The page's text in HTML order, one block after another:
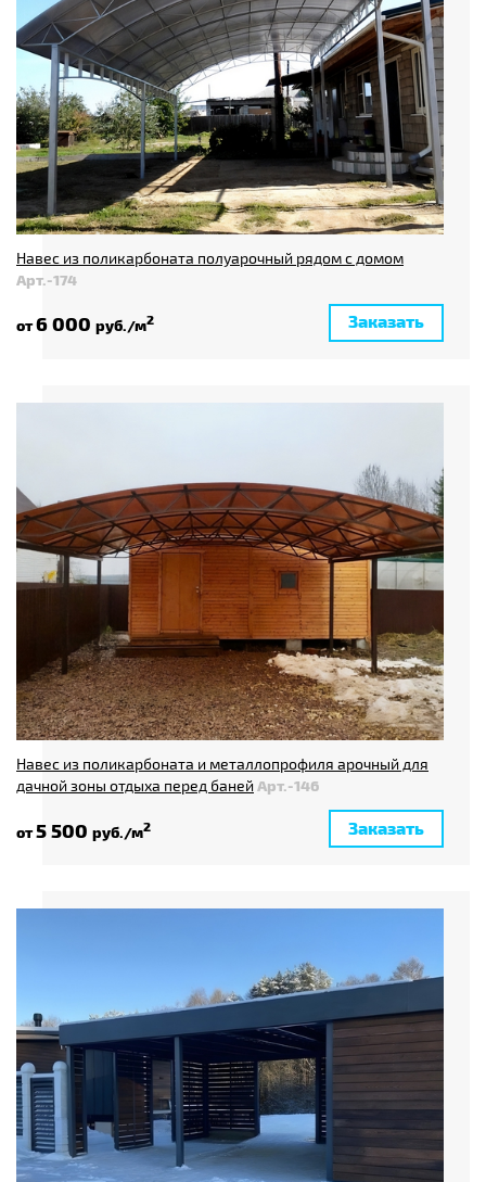
Навес из поликарбоната полуарочный рядом с домом
Арт.-174
от6 000 руб./м2 Заказать
Навес из поликарбоната и металлопрофиля арочный для
дачной зоны отдыха перед банейАрт.-146
от5 500 руб./м2 Заказать